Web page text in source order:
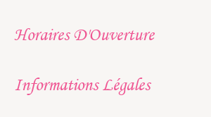
Horaires D'Ouverture
Informations Légales